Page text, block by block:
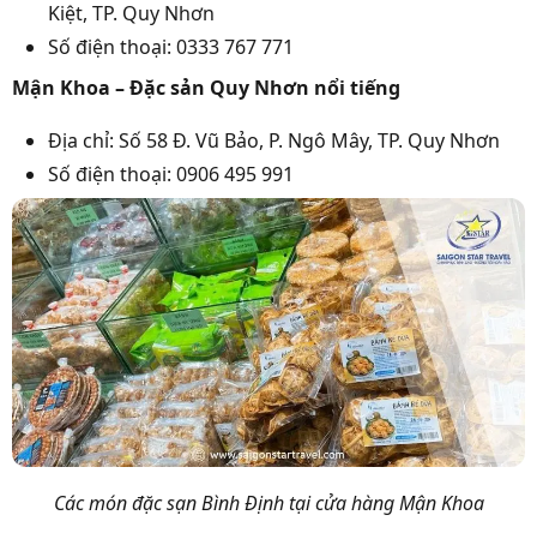
Kiệt, TP. Quy Nhơn
Số điện thoại: 0333 767 771
Mận Khoa – Đặc sản Quy Nhơn nổi tiếng
Địa chỉ: Số 58 Đ. Vũ Bảo, P. Ngô Mây, TP. Quy Nhơn
Số điện thoại: 0906 495 991
Các món đặc sạn Bình Định tại cửa hàng Mận Khoa